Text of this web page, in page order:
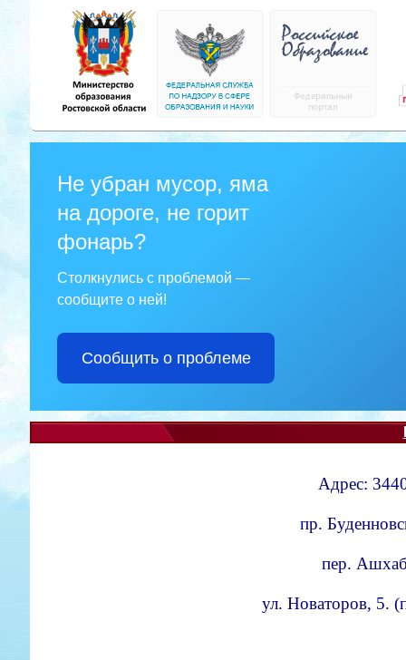
Не убран мусор, яма
на дороге, не горит
фонарь?
Столкнулись с проблемой —
сообщите о ней!
Сообщить о проблеме
Адрес:
пр.
пер.
ул. Новаторов, 5.